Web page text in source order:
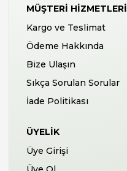
MÜŞTERI HIZMETLERI
Kargo ve Teslimat
Ödeme Hakkında
Bize Ulaşın
Sıkça Sorulan Sorular
İade Politikası
ÜYELIK
Üye Girişi